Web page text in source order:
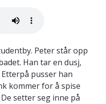
Peter står opp
Han tar en dusj,
pusser han
kommer for å spise
setter seg inne på